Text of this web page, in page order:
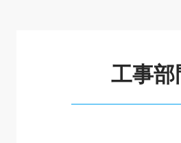
工事部